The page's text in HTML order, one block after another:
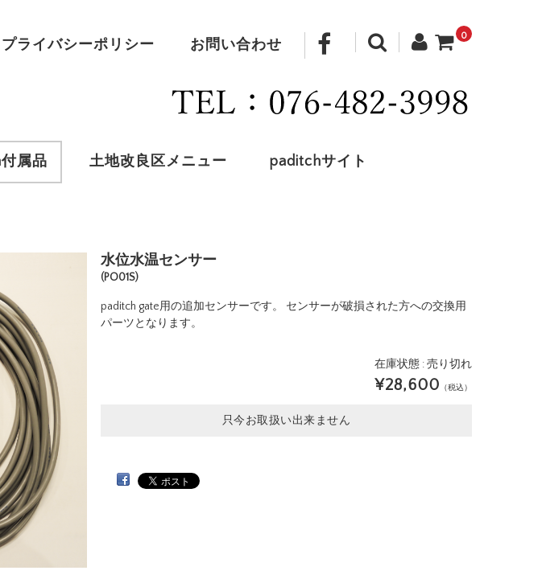
0
属品 土地改良区メニュー paditchサイト
プライバシーポリシー お問い合わせ
水位水温センサー
(PO01S)
paditch gate用の追加センサーです。 センサーが破損された方への交換用
パーツとなります。
在庫状態 : 売り切れ
¥28,600 （税込）
只今お取扱い出来ません